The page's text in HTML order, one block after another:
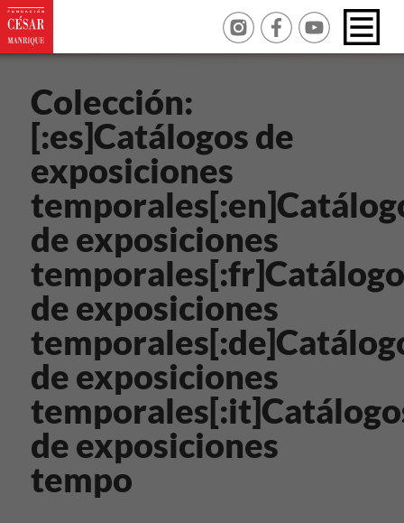
Colección:
[:es]Catálogos de
exposiciones
de exposiciones
de exposiciones
de exposiciones
de exposiciones
tempo